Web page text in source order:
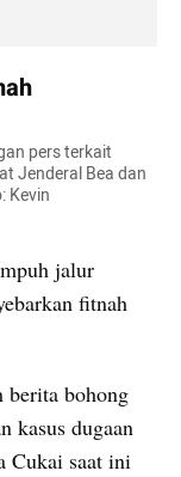
pers terkait
Jenderal Bea dan
Kevin
jalur
fitnah
berita bohong
kasus dugaan
Cukai saat ini